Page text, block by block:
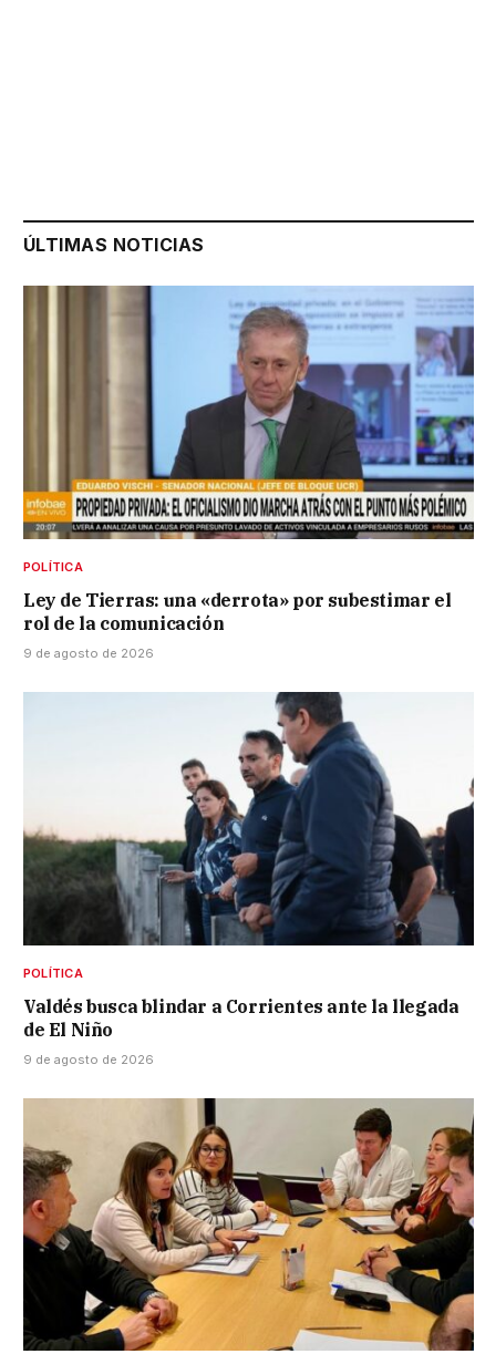
ÚLTIMAS NOTICIAS
POLÍTICA
Ley de Tierras: una «derrota» por subestimar el
rol de la comunicación
9 de agosto de 2026
POLÍTICA
Valdés busca blindar a Corrientes ante la llegada
de El Niño
9 de agosto de 2026